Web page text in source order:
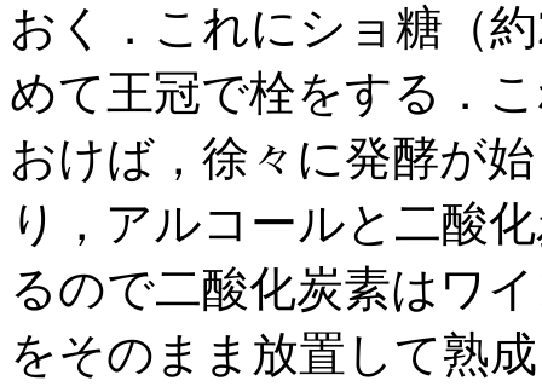
おく．これにショ糖（
めて王冠で栓をする．
おけば，徐々に発酵が
り，アルコールと二酸
るので二酸化炭素はワ
をそのまま放置して熟